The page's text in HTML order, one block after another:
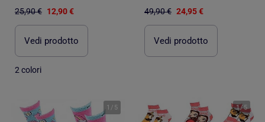
25,90 € 12,90 €
Vedi prodotto
2 colori
49,90 € 24,95 €
Vedi prodotto
1 / 5 1/5